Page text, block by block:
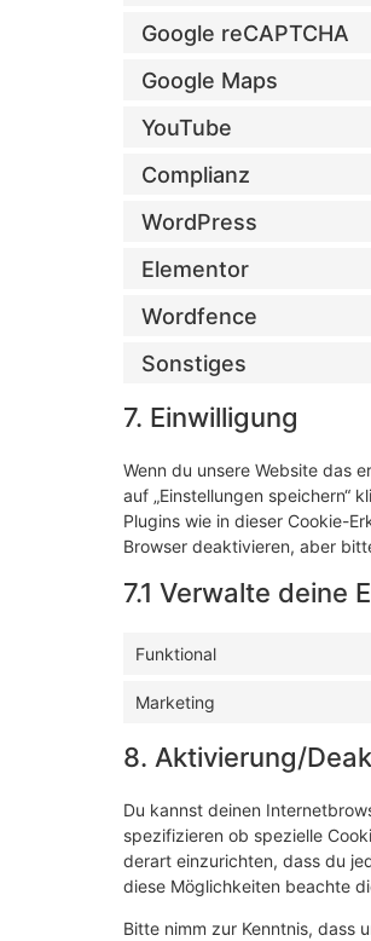
Google reCAPTCHA
Google Maps
YouTube
Complianz
WordPress
Elementor
Wordfence
Sonstiges
7. Einwilligung
Wenn du unsere Website das
auf „Einstellungen speichern“
Plugins wie in dieser Cookie-
Browser deaktivieren, aber
7.1 Verwalte deine
Funktional
Marketing
8. Aktivierung/
Du kannst deinen
spezifizieren ob spezielle
derart einzurichten, dass du
diese Möglichkeiten beachte
Bitte nimm zur Kenntnis, dass